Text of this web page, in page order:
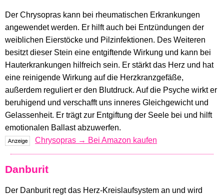
Der Chrysopras kann bei rheumatischen Erkrankungen
angewendet werden. Er hilft auch bei Entzündungen der
weiblichen Eierstöcke und Pilzinfektionen. Des Weiteren
besitzt dieser Stein eine entgiftende Wirkung und kann bei
Hauterkrankungen hilfreich sein. Er stärkt das Herz und hat
eine reinigende Wirkung auf die Herzkranzgefäße,
außerdem reguliert er den Blutdruck. Auf die Psyche wirkt er
beruhigend und verschafft uns inneres Gleichgewicht und
Gelassenheit. Er trägt zur Entgiftung der Seele bei und hilft
emotionalen Ballast abzuwerfen.
Chrysopras → Bei Amazon kaufen
Danburit
Der Danburit regt das Herz-Kreislaufsystem an und wird